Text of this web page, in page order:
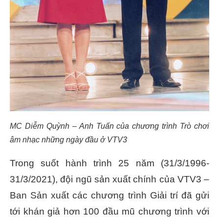
MC Diễm Quỳnh – Anh Tuấn của chương trình Trò chơi
âm nhạc những ngày đầu ở VTV3
Trong suốt hành trình 25 năm (31/3/1996-
31/3/2021), đội ngũ sản xuất chính của VTV3 –
Ban Sản xuất các chương trình Giải trí đã gửi
tới khán giả hơn 100 đầu mũ chương trình với